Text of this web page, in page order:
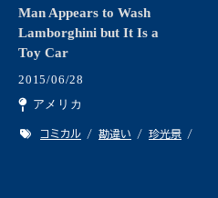
Man Appears to Wash
Lamborghini but It Is a
Toy Car
2015/06/28
アメリカ
コミカル 勘違い 珍光景